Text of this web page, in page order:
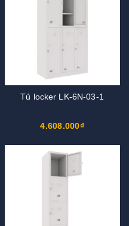
Tủ locker LK-6N-03-1
4.608.000₫